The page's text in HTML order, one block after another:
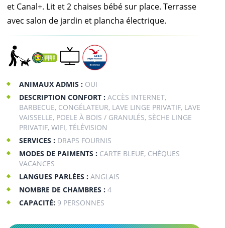
et Canal+. Lit et 2 chaises bébé sur place. Terrasse
avec salon de jardin et plancha électrique.
ANIMAUX ADMIS : OUI
DESCRIPTION CONFORT : ACCÈS INTERNET,
BARBECUE, CONGÉLATEUR, LAVE LINGE PRIVATIF, LAVE
VAISSELLE, POELE À BOIS / GRANULÉS, SÈCHE LINGE
PRIVATIF, WIFI, TÉLÉVISION
SERVICES : DRAPS FOURNIS
MODES DE PAIMENTS : CARTE BLEUE, CHÈQUES
VACANCES
LANGUES PARLÉES : ANGLAIS
NOMBRE DE CHAMBRES : 4
CAPACITÉ: 9 PERSONNES